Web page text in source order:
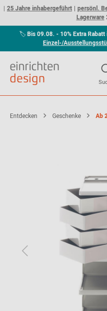
25 Jahre inhabergeführt persönl.
Lagerware
🏷Bis 09.08. - 10% Extra
Einzel-/
Entdecken Geschenke Ab